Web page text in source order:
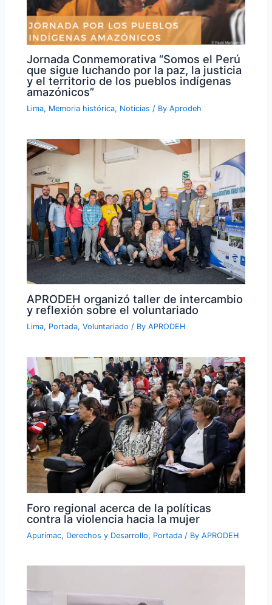
Jornada Conmemorativa “Somos el Perú
que sigue luchando por la paz, la justicia
y el territorio de los pueblos indígenas
amazónicos”
Lima, Memoria histórica, Noticias / ByAprodeh
APRODEH organizó taller de intercambio
y reflexión sobre el voluntariado
Lima, Portada,Voluntariado / ByAPRODEH
Foro regional acerca de la políticas
contra la violencia hacia la mujer
Apurímac, Derechos y Desarrollo, Portada / ByAPRODEH